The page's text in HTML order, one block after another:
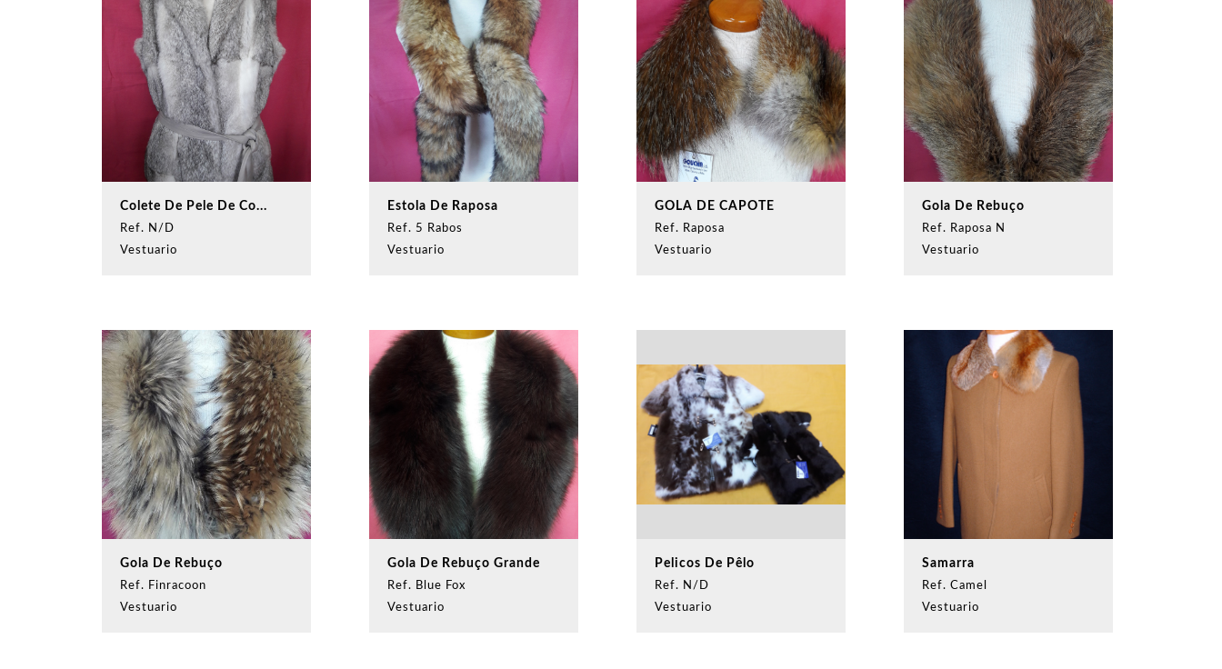
Colete De Pele De Co...
Ref. N/D
Vestuario
Estola De Raposa
Ref. 5 Rabos
Vestuario
GOLA DE CAPOTE
Ref. Raposa
Vestuario
Gola De Rebuço
Ref. Raposa N
Vestuario
Gola De Rebuço
Ref. Finracoon
Vestuario
Gola De Rebuço Grande
Ref. Blue Fox
Vestuario
Pelicos De Pêlo
Ref. N/D
Vestuario
Samarra
Ref. Camel
Vestuario